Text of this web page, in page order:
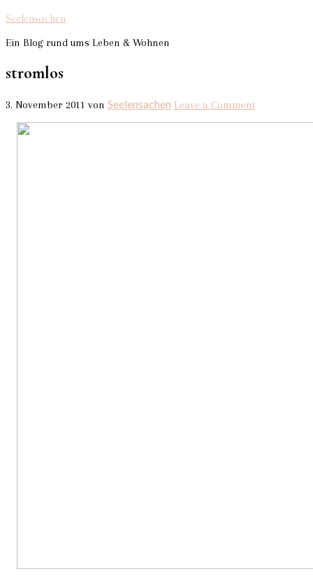
Seelensachen
Ein Blog rund ums Leben & Wohnen
stromlos
3. November 2011 von Seelensachen Leave a Comment